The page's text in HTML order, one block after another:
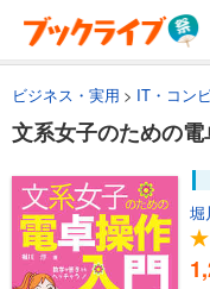
ビジネス・実用 IT・コン
文系女子のための
堀